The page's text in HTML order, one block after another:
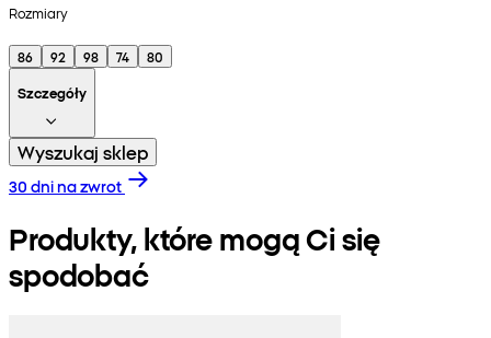
Rozmiary
86 92 98 74
80
Szczegóły
Wyszukaj sklep
30 dni na zwrot
Produkty, które mogą Ci się
spodobać